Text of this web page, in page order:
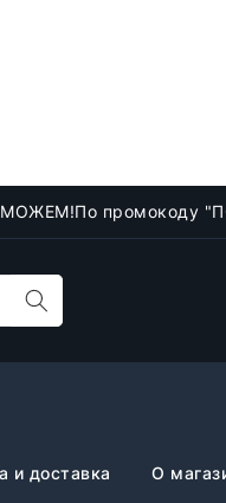
По промокоду
и доставка О